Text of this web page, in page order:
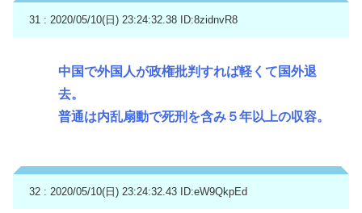
31 : 2020/05/10(日) 23:24:32.38 ID:8zidnvR8
中国で外国人が政権批判すれば軽くて国外退
去。
普通は内乱扇動で死刑を含み５年以上の収容。
32 : 2020/05/10(日) 23:24:32.43 ID:eW9QkpEd